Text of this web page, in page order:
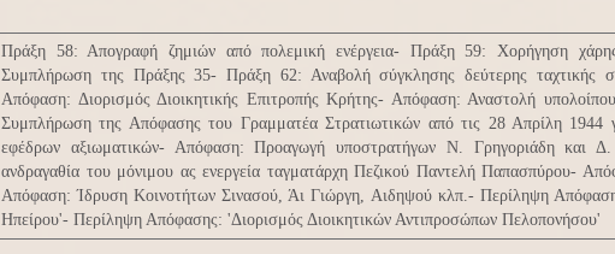
Πράξη 58: Απογραφή ζημιών από πολεμική ενέργεια- Πράξη 59: Χορήγηση
Συμπλήρωση της Πράξης 35- Πράξη 62: Αναβολή σύγκλησης δεύτερης ταχτικής
Απόφαση: Διορισμός Διοικητικής Επιτροπής Κρήτης- Απόφαση: Αναστολή
Συμπλήρωση της Απόφασης του Γραμματέα Στρατιωτικών από τις 28 Απρίλη 1944
εφέδρων αξιωματικών- Απόφαση: Προαγωγή υποστρατήγων Ν. Γρηγοριάδη και
ανδραγαθία του μόνιμου ας ενεργεία ταγματάρχη Πεζικού Παντελή Παπασπύρου-
Απόφαση: Ίδρυση Κοινοτήτων Σινασού, Άι Γιώργη, Αιδηψού κλπ.- Περίληψη
Ηπείρου'- Περίληψη Απόφασης: 'Διορισμός Διοικητικών Αντιπροσώπων Πελοπονήσου'